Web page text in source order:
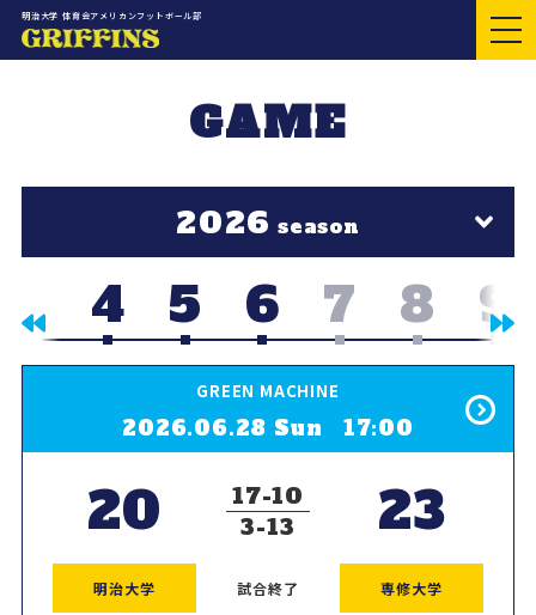
明治大学 体育会アメリカンフットボール部
GAME
2026 season
4 5 6 7 8 9
GREEN MACHINE
2026.06.28 Sun 17:00
試合終了
明治大学 専修大学
20 23
17 10
3 13